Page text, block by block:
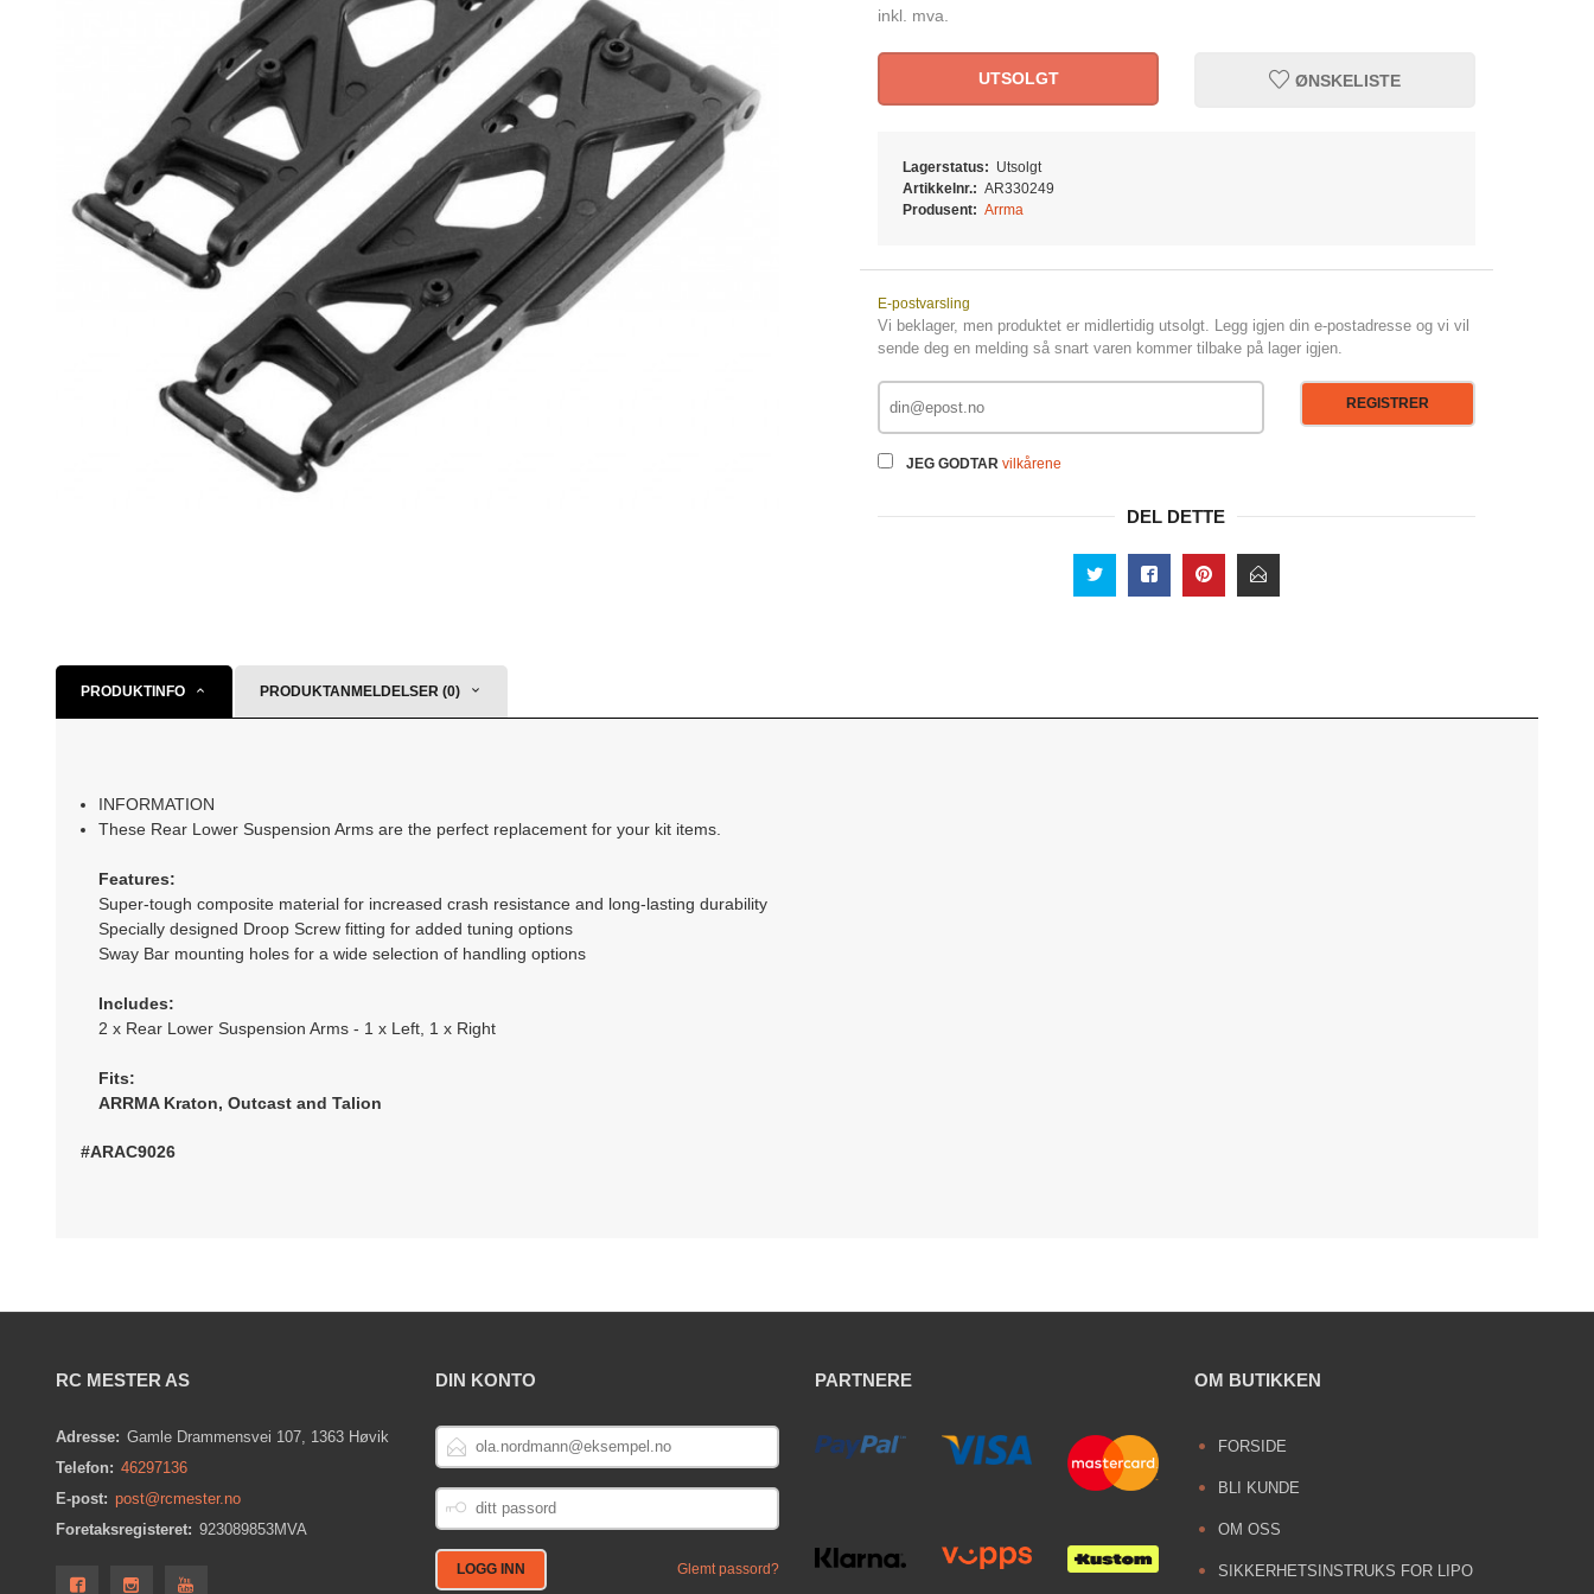
inkl. mva.
UTSOLGT ØNSKELISTE
Lagerstatus: Utsolgt
Artikkelnr.: AR330249
Produsent: Arrma
E-postvarsling
Vi beklager, men produktet er midlertidig utsolgt. Legg igjen din e-postadresse og vi vil
sende deg en melding så snart varen kommer tilbake på lager igjen.
JEG GODTAR vilkårene
REGISTRER
DEL DETTE
PRODUKTINFO PRODUKTANMELDELSER (0)
INFORMATION
These Rear Lower Suspension Arms are the perfect replacement for your kit items.
Features:
Super-tough composite material for increased crash resistance and long-lasting durability
Specially designed Droop Screw fitting for added tuning options
Sway Bar mounting holes for a wide selection of handling options
Includes:
2 x Rear Lower Suspension Arms - 1 x Left, 1 x Right
Fits:
ARRMA Kraton, Outcast and Talion
#ARAC9026
RC MESTER AS
Adresse: Gamle Drammensvei 107, 1363 Høvik
Telefon: 46297136
E-post: post@rcmester.no
Foretaksregisteret: 923089853MVA
DIN KONTO
E-
POSTADRESSE
DITT
PASSORD
Glemt passord?
PARTNERE OM BUTIKKEN
FORSIDE
BLI KUNDE
OM OSS
SIKKERHETSINSTRUKS FOR LIPO